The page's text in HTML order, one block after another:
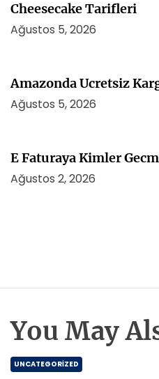
Cheesecake Tarifleri
Ağustos 5, 2026
Amazonda Ucretsiz
Ağustos 5, 2026
E Faturaya Kimler
Ağustos 2, 2026
You May
UNCATEGORIZED